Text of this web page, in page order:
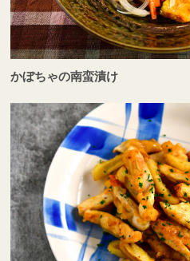
かぼちゃの南蛮漬け